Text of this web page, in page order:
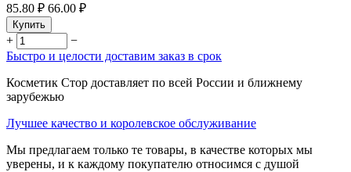
85.80 ₽ 66.00 ₽
Купить
+
−
Быстро и целости доставим заказ в срок
Косметик Стор доставляет по всей России и ближнему
зарубежью
Лучшее качество и королевское обслуживание
Мы предлагаем только те товары, в качестве которых мы
уверены, и к каждому покупателю относимся с душой